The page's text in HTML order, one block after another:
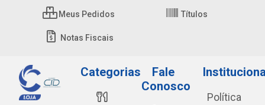
Meus Pedidos Títulos
Notas Fiscais
Categorias
Fale
Conosco
Política